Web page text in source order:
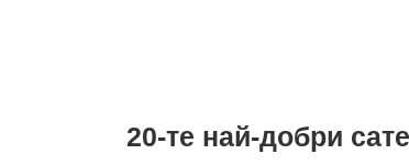
20-те най-добри